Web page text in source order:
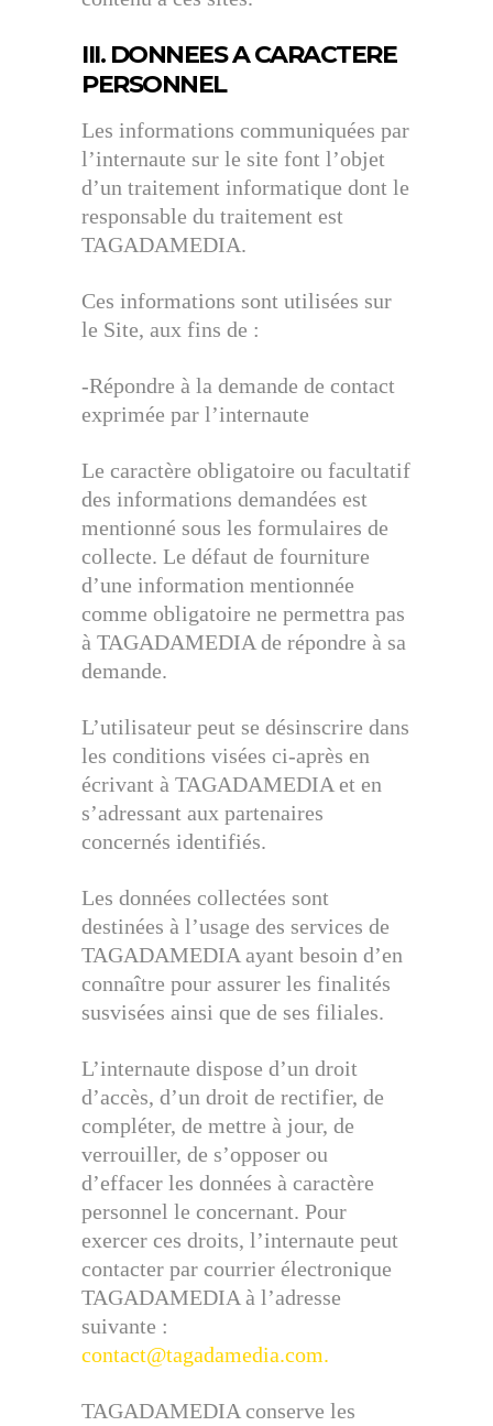
III. DONNEES A CARACTERE
PERSONNEL
Les informations communiquées par
l’internaute sur le site font l’objet
d’un traitement informatique dont le
responsable du traitement est
TAGADAMEDIA.
Ces informations sont utilisées sur
le Site, aux fins de :
-Répondre à la demande de contact
exprimée par l’internaute
Le caractère obligatoire ou facultatif
des informations demandées est
mentionné sous les formulaires de
collecte. Le défaut de fourniture
d’une information mentionnée
comme obligatoire ne permettra pas
à TAGADAMEDIA de répondre à sa
demande.
L’utilisateur peut se désinscrire dans
les conditions visées ci-après en
écrivant à TAGADAMEDIA et en
s’adressant aux partenaires
concernés identifiés.
Les données collectées sont
destinées à l’usage des services de
TAGADAMEDIA ayant besoin d’en
connaître pour assurer les finalités
susvisées ainsi que de ses filiales.
L’internaute dispose d’un droit
d’accès, d’un droit de rectifier, de
compléter, de mettre à jour, de
verrouiller, de s’opposer ou
d’effacer les données à caractère
personnel le concernant. Pour
exercer ces droits, l’internaute peut
contacter par courrier électronique
TAGADAMEDIA à l’adresse
suivante :
contact@tagadamedia.com.
TAGADAMEDIA conserve les